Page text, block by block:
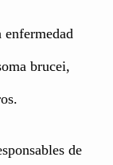
enfermedad
brucei,
de